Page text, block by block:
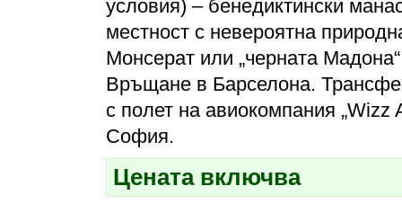
условия) – бенедиктински
местност с невероятна
Монсерат или „черната
Връщане в Барселона.
с полет на авиокомпания
София.
Цената включва